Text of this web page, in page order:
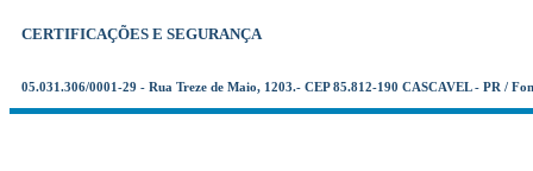
CERTIFICAÇÕES E SEGURANÇA
05.031.306/0001-29 - Rua Treze de Maio, 1203.- CEP 85.812-190 CASCAVEL - PR /